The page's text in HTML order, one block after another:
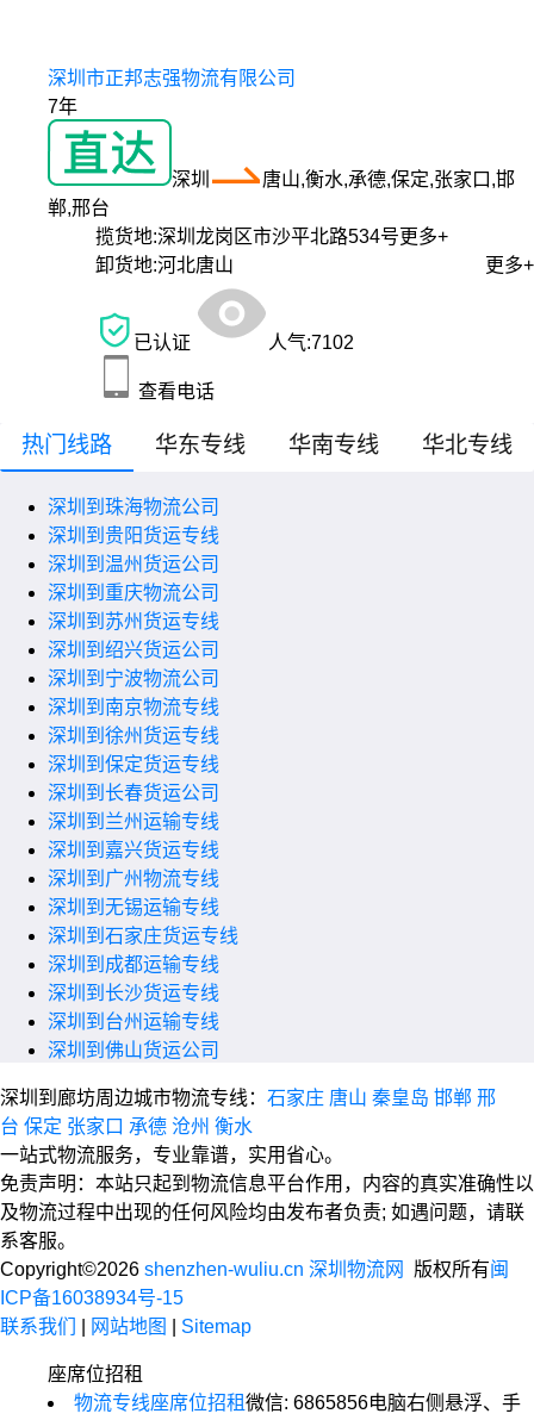
深圳市正邦志强物流有限公司
7年
深圳
唐山,衡水,承德,保定,张家口,邯
郸,邢台
揽货地:深圳龙岗区市沙平北路534号更多+
卸货地:河北唐山 更多+
已认证 人气:7102
查看电话
热门线路 华东专线 华南专线 华北专线
深圳到珠海物流公司
深圳到贵阳货运专线
深圳到温州货运公司
深圳到重庆物流公司
深圳到苏州货运专线
深圳到绍兴货运公司
深圳到宁波物流公司
深圳到南京物流专线
深圳到徐州货运专线
深圳到保定货运专线
深圳到长春货运公司
深圳到兰州运输专线
深圳到嘉兴货运专线
深圳到广州物流专线
深圳到无锡运输专线
深圳到石家庄货运专线
深圳到成都运输专线
深圳到长沙货运专线
深圳到台州运输专线
深圳到佛山货运公司
深圳到廊坊周边城市物流专线： 石家庄 唐山 秦皇岛 邯郸 邢
台 保定 张家口 承德 沧州 衡水
一站式物流服务，专业靠谱，实用省心。
免责声明：本站只起到物流信息平台作用，内容的真实准确性以
及物流过程中出现的任何风险均由发布者负责; 如遇问题，请联
系客服。
Copyright©2026 shenzhen-wuliu.cn 深圳物流网 版权所有闽
ICP备16038934号-15
联系我们
网站地图 Sitemap
座席位招租
物流专线座席位招租微信: 6865856电脑右侧悬浮、手